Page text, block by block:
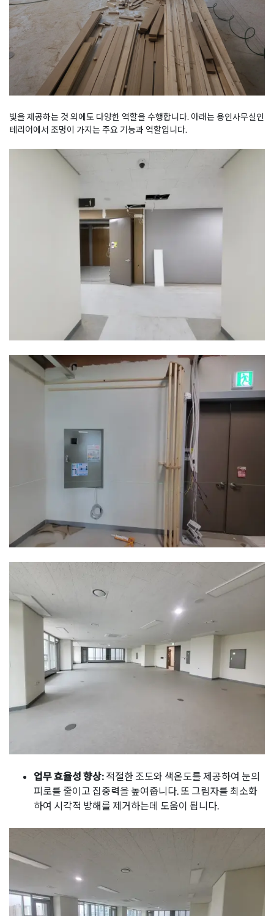
빛을 제공하는 것 외에도 다양한 역할을 수행합니다. 아래는 용인사무실인
테리어에서 조명이 가지는 주요 기능과 역할입니다.
업무 효율성 향상: 적절한 조도와 색온도를 제공하여 눈의
피로를 줄이고 집중력을 높여줍니다. 또 그림자를 최소화
하여 시각적 방해를 제거하는데 도움이 됩니다.